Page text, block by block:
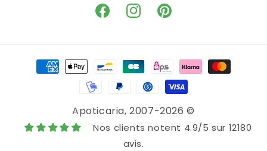
FacebookInstagramPinterest
Payment
methods
Apoticaria, 2007-2026 ©
Nos clients notent 4.9/5 sur 12180
avis.